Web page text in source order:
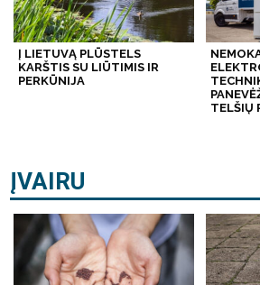
Į LIETUVĄ PLŪSTELS
KARŠTIS SU LIŪTIMIS IR
PERKŪNIJA
TELŠIŲ
ĮVAIRU